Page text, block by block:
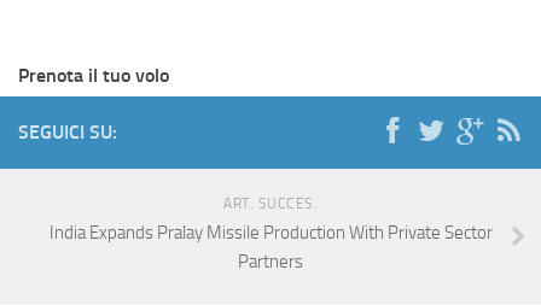
Prenota il tuo volo
SEGUICI SU:
ART. SUCCES.
India Expands Pralay Missile Production With Private Sector
Partners